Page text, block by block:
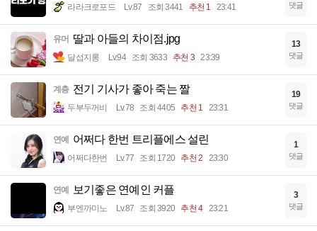
라라크로포드 Lv.87 조회 3441 추천 1 23:41 댓글
유머 딸과 아들의 차이점.jpg
달섭지롱 Lv.94 조회 3633 추천 3 23:39
13
댓글
계층 전기 기사가 좋아 죽는 짤
두부두꺼비 Lv.78 조회 4405 추천 1 23:31
19
댓글
연예 어쩌다 한번 트리플에스 설린
어쩌다한번 Lv.77 조회 1720 추천 2 23:30
1
댓글
연예 보기좋은 연예인 커플
부엔까미노 Lv.87 조회 3920 추천 4 23:21
3
댓글